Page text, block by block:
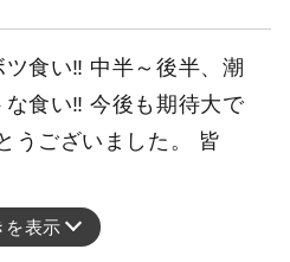
食い‼ 中半～後半、潮
食い‼ 今後も期待大で
うございました。 皆
を表示